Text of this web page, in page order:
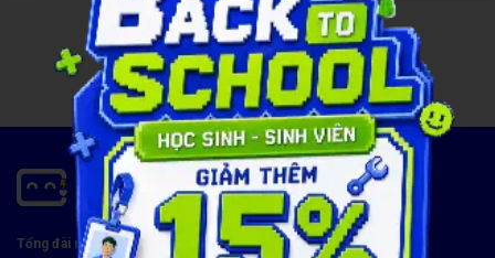
Bảng Giá Dịch Vụ
Thay Màn Hình iPhone - Care
Màn hình chính
Xem Thêm
Tổng đài miễn phí:1900 8174